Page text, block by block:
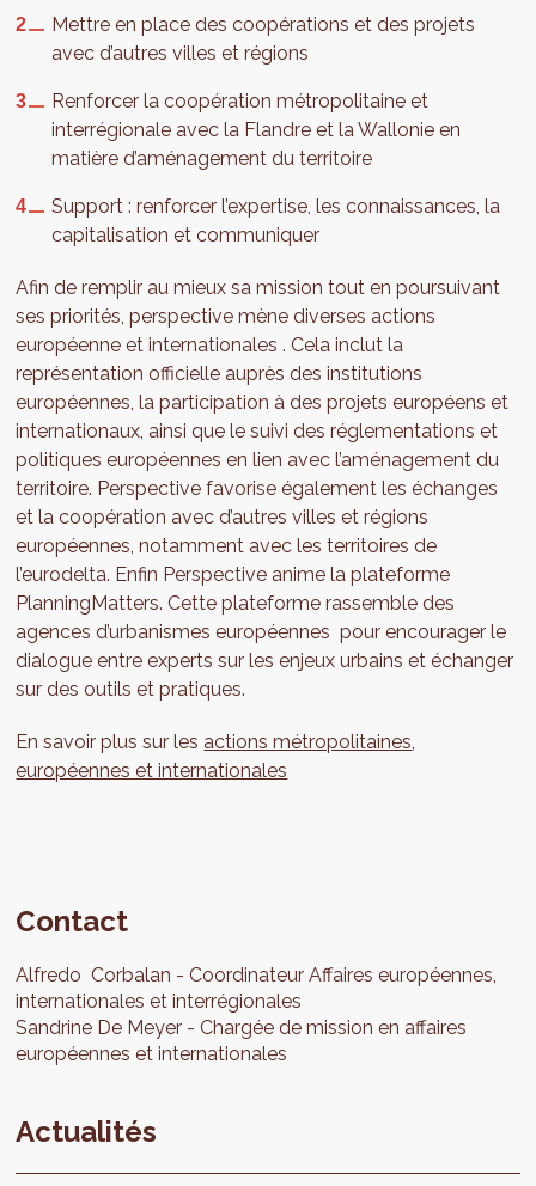
Mettre en place des coopérations et des projets
avec d’autres villes et régions
Renforcer la coopération métropolitaine et
interrégionale avec la Flandre et la Wallonie en
matière d’aménagement du territoire
Support : renforcer l’expertise, les connaissances, la
capitalisation et communiquer
Afin de remplir au mieux sa mission tout en poursuivant
ses priorités, perspective mène diverses actions
européenne et internationales . Cela inclut la
représentation officielle auprès des institutions
européennes, la participation à des projets européens et
internationaux, ainsi que le suivi des réglementations et
politiques européennes en lien avec l’aménagement du
territoire. Perspective favorise également les échanges
et la coopération avec d’autres villes et régions
européennes, notamment avec les territoires de
l’eurodelta. Enfin Perspective anime la plateforme
PlanningMatters. Cette plateforme rassemble des
agences d’urbanismes européennes pour encourager le
dialogue entre experts sur les enjeux urbains et échanger
sur des outils et pratiques.
En savoir plus sur les actions métropolitaines
européennes et internationales
Contact
Alfredo Corbalan
Coordinateur Affaires européennes,
internationales et interrégionales
Sandrine De Meyer
Chargée de mission en affaires
européennes et internationales
Actualités